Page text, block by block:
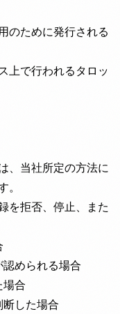
のために発行される
上で行われるタロッ
、当社所定の方法に
。
を拒否、停止、また
められる場合
場合
断した場合